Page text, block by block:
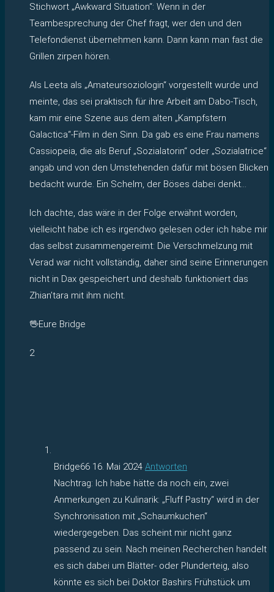
Stichwort „Awkward Situation“: Wenn in der
Teambesprechung der Chef fragt, wer den und den
Telefondienst übernehmen kann. Dann kann man fast die
Grillen zirpen hören.
Als Leeta als „Amateursoziologin“ vorgestellt wurde und
meinte, das sei praktisch für ihre Arbeit am Dabo-Tisch,
kam mir eine Szene aus dem alten „Kampfstern
Galactica“-Film in den Sinn. Da gab es eine Frau namens
Cassiopeia, die als Beruf „Sozialatorin“ oder „Sozialatrice“
angab und von den Umstehenden dafür mit bösen Blicken
bedacht wurde. Ein Schelm, der Böses dabei denkt…
Ich dachte, das wäre in der Folge erwähnt worden,
vielleicht habe ich es irgendwo gelesen oder ich habe mir
das selbst zusammengereimt: Die Verschmelzung mit
Verad war nicht vollständig, daher sind seine Erinnerungen
nicht in Dax gespeichert und deshalb funktioniert das
Zhian’tara mit ihm nicht.
🖖Eure Bridge
2
Bridge66 16. Mai 2024 Antworten
Nachtrag: Ich habe hätte da noch ein, zwei
Anmerkungen zu Kulinarik: „Fluff Pastry“ wird in der
Synchronisation mit „Schaumkuchen“
wiedergegeben. Das scheint mir nicht ganz
passend zu sein. Nach meinen Recherchen handelt
es sich dabei um Blätter- oder Plunderteig, also
könnte es sich bei Doktor Bashirs Frühstück um